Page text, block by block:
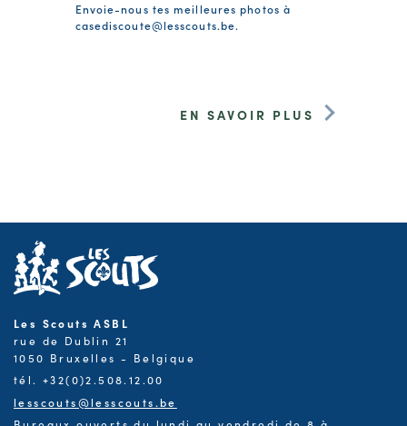
Envoie-nous tes meilleures photos à
casediscoute@lesscouts.be.
EN SAVOIR PLUS
Les Scouts ASBL
rue de Dublin 21
1050 Bruxelles - Belgique
tél. +32(0)2.508.12.00
lesscouts@lesscouts.be